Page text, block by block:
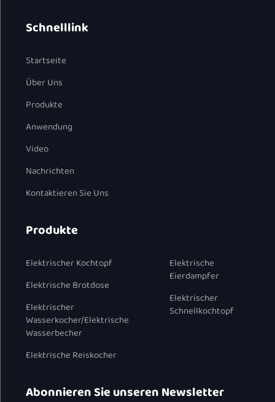
Schnelllink
Startseite
Über Uns
Produkte
Anwendung
Video
Nachrichten
Kontaktieren Sie Uns
Produkte
Elektrischer Kochtopf
Elektrische Brotdose
Elektrischer
Wasserkocher/Elektrische
Wasserbecher
Elektrische Reiskocher
Elektrische
Eierdampfer
Elektrischer
Schnellkochtopf
Abonnieren Sie unseren Newsletter